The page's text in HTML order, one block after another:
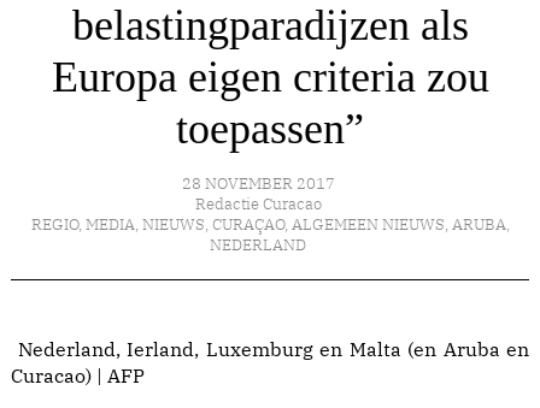
belastingparadijzen als
Europa eigen criteria zou
toepassen”
28 NOVEMBER 2017
Redactie Curacao
REGIO, MEDIA, NIEUWS, CURAÇAO, ALGEMEEN NIEUWS, ARUBA,
NEDERLAND
Nederland, Ierland, Luxemburg en Malta (en Aruba en
Curacao) | AFP